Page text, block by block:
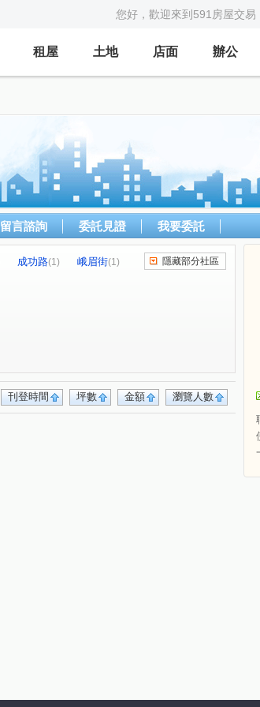
您好，歡迎來到591房屋交易
租屋 土地 店面 辦公
留言諮詢 委託見證 我要委託
成功路(1) 峨眉街(1) 隱藏部分社區
瀏覽人數
金額
坪數
刊登時間